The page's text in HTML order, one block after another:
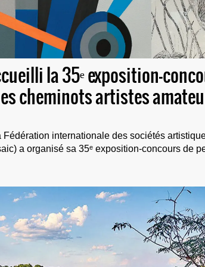
la 35ᵉ exposition-
cheminots artistes
internationale des sociétés
a organisé sa 35ᵉ exposition-concours de